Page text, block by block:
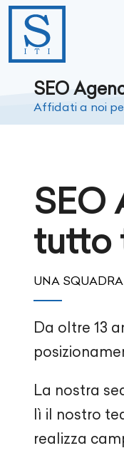
SEO
Affidati a noi
SEO
tutto
UNA
Da oltre 13
La nostra
lì il nostro
realizza